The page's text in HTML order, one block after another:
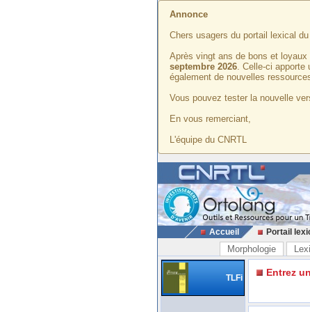
Annonce
Chers usagers du portail lexical du
Après vingt ans de bons et
septembre 2026. Celle-ci apporte
également de nouvelles
Vous pouvez tester la nouvelle
En vous remerciant,
L'équipe du CNRTL
Accueil Portail
Morphologie
TLFi Entrez